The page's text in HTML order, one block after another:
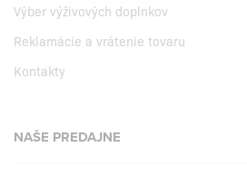
Výber výživových doplnkov
Reklamácie a vrátenie tovaru
Kontakty
NAŠE PREDAJNE